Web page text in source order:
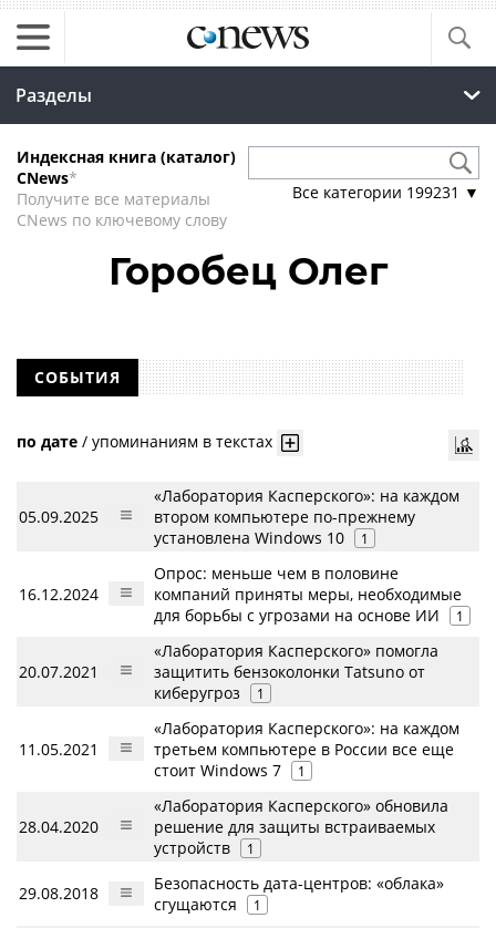
Разделы
Индексная книга (каталог)
CNews*
Получите все материалы
CNews по ключевому слову
Все категории 199231 ▼
Горобец Олег
СОБЫТИЯ
по дате / упоминаниям в текстах
05.09.2025
«Лаборатория Касперского»: на каждом
втором компьютере по-прежнему
установлена Windows 10
1
16.12.2024
Опрос: меньше чем в половине
компаний приняты меры, необходимые
для борьбы с угрозами на основе ИИ
1
20.07.2021
«Лаборатория Касперского» помогла
защитить бензоколонки Tatsuno от
киберугроз
1
11.05.2021
«Лаборатория Касперского»: на каждом
третьем компьютере в России все еще
стоит Windows 7
1
28.04.2020
«Лаборатория Касперского» обновила
решение для защиты встраиваемых
устройств
1
29.08.2018
Безопасность дата-центров: «облака»
сгущаются
1